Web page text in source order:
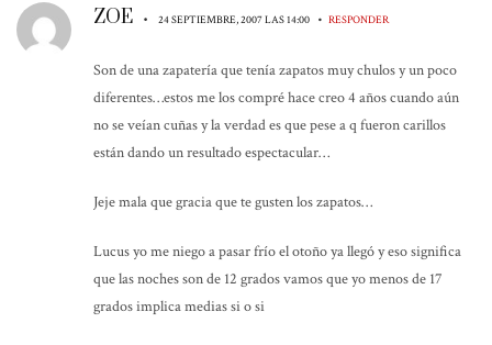
ZOE • 24 SEPTIEMBRE, 2007 LAS 14:00 • RESPONDER
Son de una zapatería que tenía zapatos muy chulos y un poco
diferentes…estos me los compré hace creo 4 años cuando aún
no se veían cuñas y la verdad es que pese a q fueron carillos
están dando un resultado espectacular…
Jeje mala que gracia que te gusten los zapatos…
Lucus yo me niego a pasar frío el otoño ya llegó y eso significa
que las noches son de 12 grados vamos que yo menos de 17
grados implica medias si o si